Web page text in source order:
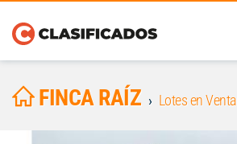
FINCA RAÍZ Lotes en Venta